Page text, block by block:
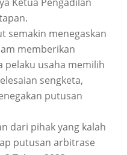
semakin menegaskan
memberikan
pelaku usaha memilih
sengketa,
putusan
dari pihak yang kalah
putusan arbitrase